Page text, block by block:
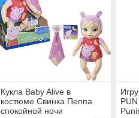
Кукла Baby Alive в
костюме Свинка Пеппа
спокойной ночи